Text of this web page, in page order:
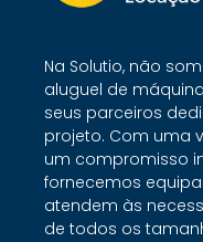
Na Solutio, não
aluguel de
seus parceiros
projeto. Com uma
um compromisso
fornecemos
atendem às
de todos os